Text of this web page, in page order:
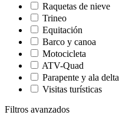
Raquetas de nieve
Trineo
Equitación
Barco y canoa
Motocicleta
ATV-Quad
Parapente y ala delta
Visitas turísticas
Filtros avanzados